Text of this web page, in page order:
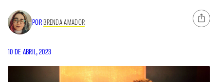
POR BRENDA AMADOR
10 DE ABRIL, 2023